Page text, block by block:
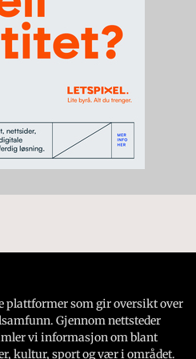
plattformer som gir oversikt over
Gjennom nettsteder
vi informasjon om blant
kultur, sport og vær i området.